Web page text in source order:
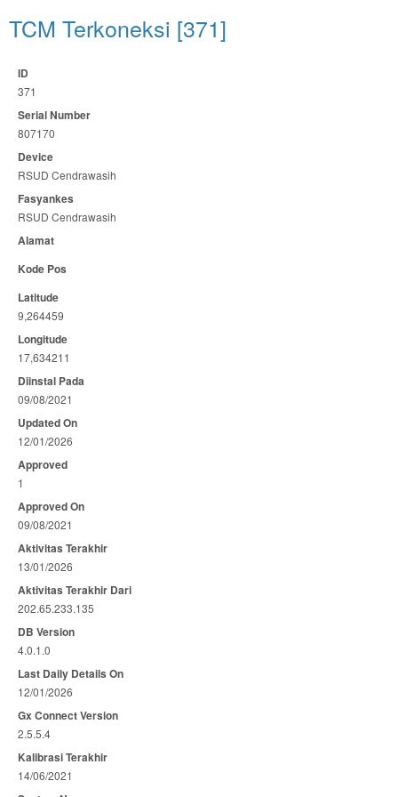
TCM Terkoneksi [371]
ID
371
Serial Number
807170
Device
RSUD Cendrawasih
Fasyankes
RSUD Cendrawasih
Alamat
Kode Pos
Latitude
9,264459
Longitude
17,634211
Diinstal Pada
09/08/2021
Updated On
12/01/2026
Approved
1
Approved On
09/08/2021
Aktivitas Terakhir
13/01/2026
Aktivitas Terakhir Dari
202.65.233.135
DB Version
4.0.1.0
Last Daily Details On
12/01/2026
Gx Connect Version
2.5.5.4
Kalibrasi Terakhir
14/06/2021